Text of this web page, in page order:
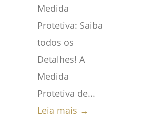
Medida
Protetiva: Saiba
todos os
Detalhes! A
Medida
Protetiva de...
Leia mais →